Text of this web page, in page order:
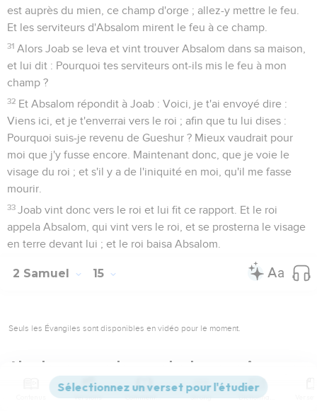
est auprès du mien, ce champ d'orge ; allez-y mettre le feu.
Et les serviteurs d'Absalom mirent le feu à ce champ.
31 Alors Joab se leva et vint trouver Absalom dans sa maison,
et lui dit : Pourquoi tes serviteurs ont-ils mis le feu à mon
champ ?
32 Et Absalom répondit à Joab : Voici, je t'ai envoyé dire :
Viens ici, et je t'enverrai vers le roi ; afin que tu lui dises :
Pourquoi suis-je revenu de Gueshur ? Mieux vaudrait pour
moi que j'y fusse encore. Maintenant donc, que je voie le
visage du roi ; et s'il y a de l'iniquité en moi, qu'il me fasse
mourir.
33 Joab vint donc vers le roi et lui fit ce rapport. Et le roi
appela Absalom, qui vint vers le roi, et se prosterna le visage
en terre devant lui ; et le roi baisa Absalom.
2 Samuel 15
Seuls les Évangiles sont disponibles en vidéo pour le moment.
Absalom tente de prendre le pouvoir
Après cela, Absalom s'équipa de chars et de chevaux, et il
Versions Commentaires Strong